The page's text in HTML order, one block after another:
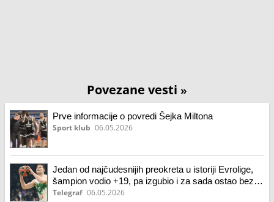
Povezane vesti »
Prve informacije o povredi Šejka Miltona
Sport klub 06.05.2026
Jedan od najčudesnijih preokreta u istoriji Evrolige,
šampion vodio +19, pa izgubio i za sada ostao bez
F4
Telegraf 06.05.2026